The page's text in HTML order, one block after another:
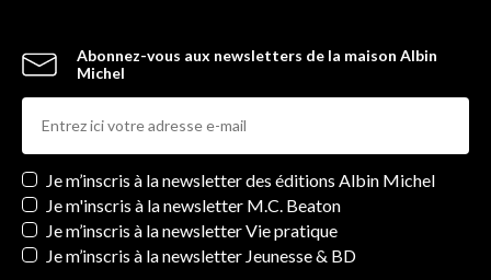
Abonnez-vous aux newsletters de la maison Albin
Michel
Newsletters
Je m’inscris à la newsletter des éditions Albin Michel
Je m'inscris à la newsletter M.C. Beaton
Je m’inscris à la newsletter Vie pratique
Je m’inscris à la newsletter Jeunesse & BD